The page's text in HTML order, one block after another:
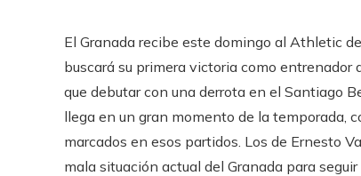
El Granada recibe este domingo al Athletic
buscará su primera victoria como entrenador
que debutar con una derrota en el Santiago
llega en un gran momento de la temporada,
marcados en esos partidos. Los de Ernesto
mala situación actual del Granada para seguir